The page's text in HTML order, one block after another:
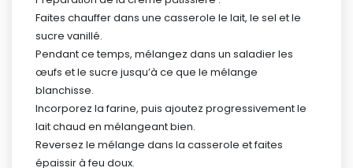
Faites chauffer dans une casserole le lait, le sel et le
sucre vanillé.
Pendant ce temps, mélangez dans un saladier les
œufs et le sucre jusqu’à ce que le mélange
blanchisse.
Incorporez la farine, puis ajoutez progressivement le
lait chaud en mélangeant bien.
Reversez le mélange dans la casserole et faites
épaissir à feu doux.